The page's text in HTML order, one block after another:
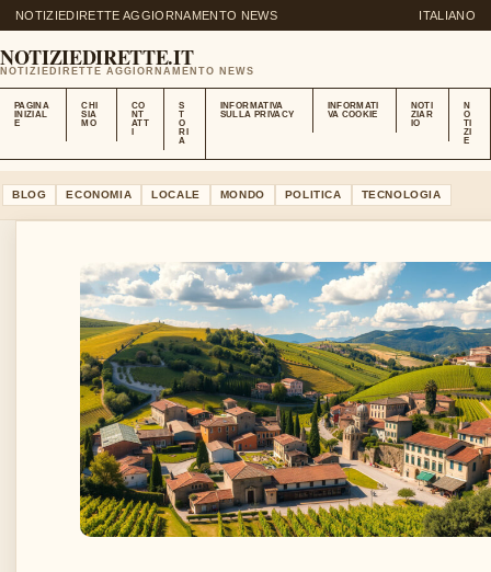
NOTIZIEDIRETTE AGGIORNAMENTO NEWS ITALIANO
NOTIZIEDIRETTE.IT
NOTIZIEDIRETTE AGGIORNAMENTO NEWS
PAGINA
INIZIAL
E
CHI
SIA
MO
CO
NT
ATT
S
T
O
RI
A
INFORMATIVA
SULLA PRIVACY
INFORMATI
VA COOKIE
NOTI
ZIAR
IO
N
O
TI
ZI
E
BLOG ECONOMIA LOCALE MONDO POLITICA TECNOLOGIA